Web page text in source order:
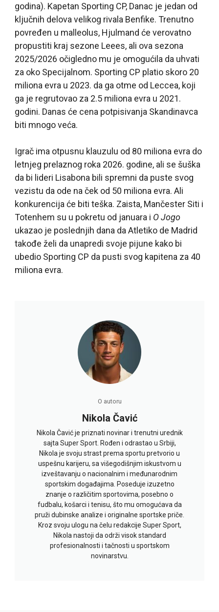
godina). Kapetan Sporting CP, Danac je jedan od
ključnih delova velikog rivala Benfike. Trenutno
povređen u malleolus, Hjulmand će verovatno
propustiti kraj sezone Leees, ali ova sezona
2025/2026 očigledno mu je omogućila da uhvati
za oko Specijalnom. Sporting CP platio skoro 20
miliona evra u 2023. da ga otme od Leccea, koji
ga je regrutovao za 2.5 miliona evra u 2021.
godini. Danas će cena potpisivanja Skandinavca
biti mnogo veća.
Igrač ima otpusnu klauzulu od 80 miliona evra do
letnjeg prelaznog roka 2026. godine, ali se šuška
da bi lideri Lisabona bili spremni da puste svog
vezistu da ode na ček od 50 miliona evra. Ali
konkurencija će biti teška. Zaista, Mančester Siti i
Totenhem su u pokretu od januara i O Jogo
ukazao je poslednjih dana da Atletiko de Madrid
takođe želi da unapredi svoje pijune kako bi
ubedio Sporting CP da pusti svog kapitena za 40
miliona evra.
O autoru
Nikola Čavić
Nikola Čavić je priznati novinar i trenutni urednik
sajta Super Sport. Rođen i odrastao u Srbiji,
Nikola je svoju strast prema sportu pretvorio u
uspešnu karijeru, sa višegodišnjim iskustvom u
izveštavanju o nacionalnim i međunarodnim
sportskim događajima. Poseduje izuzetno
znanje o različitim sportovima, posebno o
fudbalu, košarci i tenisu, što mu omogućava da
pruži dubinske analize i originalne sportske priče.
Kroz svoju ulogu na čelu redakcije Super Sport,
Nikola nastoji da održi visok standard
profesionalnosti i tačnosti u sportskom
novinarstvu.